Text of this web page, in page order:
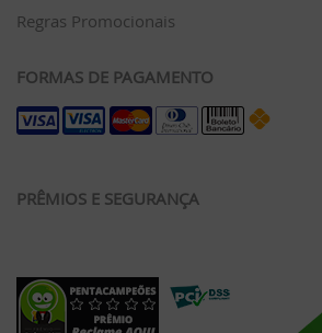
Regras Promocionais
FORMAS DE PAGAMENTO
PRÊMIOS E SEGURANÇA